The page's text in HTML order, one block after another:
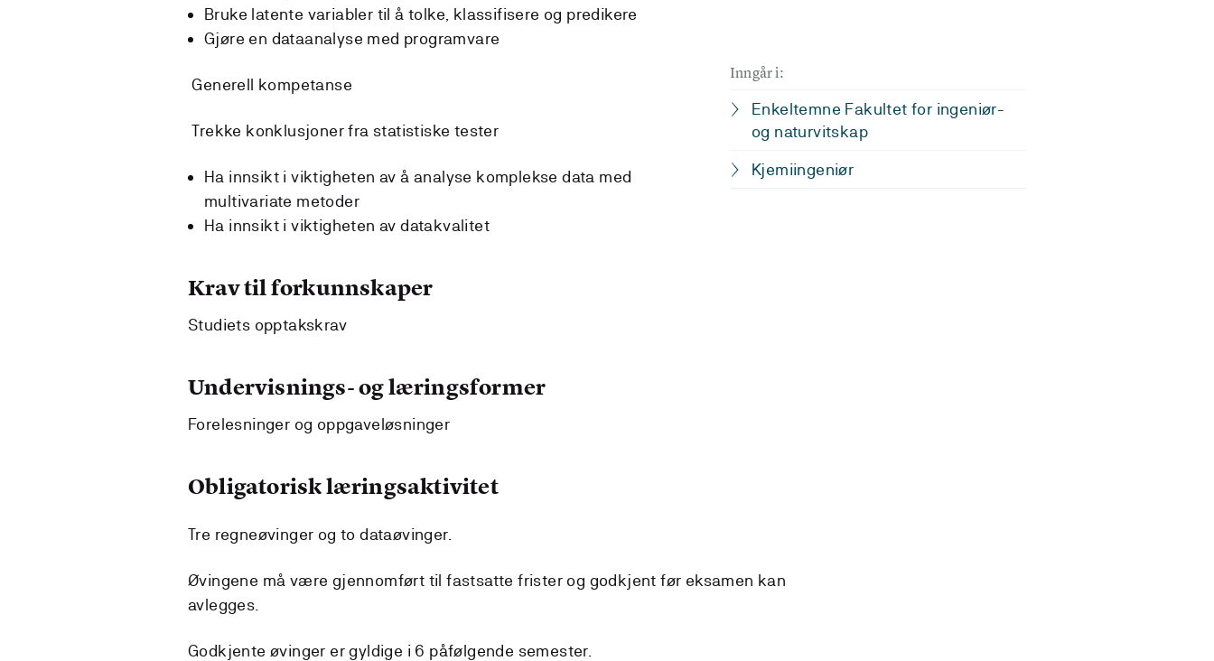
Inngår i:
Enkeltemne Fakultet for ingeniør-
og naturvitskap
Kjemiingeniør
Bruke latente variabler til å tolke, klassifisere og predikere
Gjøre en dataanalyse med programvare
Generell kompetanse
Trekke konklusjoner fra statistiske tester
Ha innsikt i viktigheten av å analyse komplekse data med
multivariate metoder
Ha innsikt i viktigheten av datakvalitet
Krav til forkunnskaper
Studiets opptakskrav
Undervisnings- og læringsformer
Forelesninger og oppgaveløsninger
Obligatorisk læringsaktivitet
Tre regneøvinger og to dataøvinger.
Øvingene må være gjennomført til fastsatte frister og godkjent før eksamen kan
avlegges.
Godkjente øvinger er gyldige i 6 påfølgende semester.